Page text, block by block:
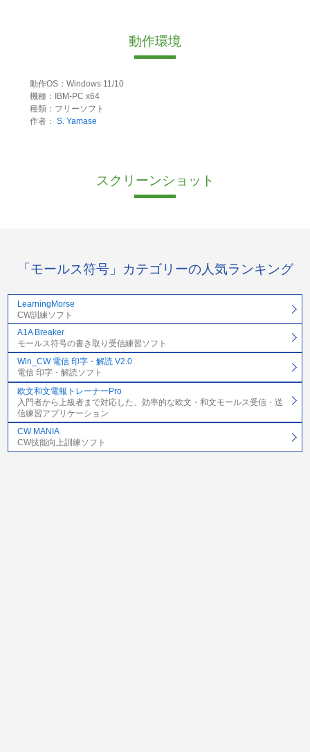
動作環境
動作OS：Windows 11/10
機種：IBM-PC x64
種類：フリーソフト
作者： S. Yamase
スクリーンショット
「モールス符号」カテゴリーの人気ランキング
LearningMorse
CW訓練ソフト
A1A Breaker
モールス符号の書き取り受信練習ソフト
Win_CW 電信 印字・解読 V2.0
電信 印字・解読ソフト
欧文和文電報トレーナーPro
入門者から上級者まで対応した、効率的な欧文・和文モールス受信・送
信練習アプリケーション
CW MANIA
CW技能向上訓練ソフト